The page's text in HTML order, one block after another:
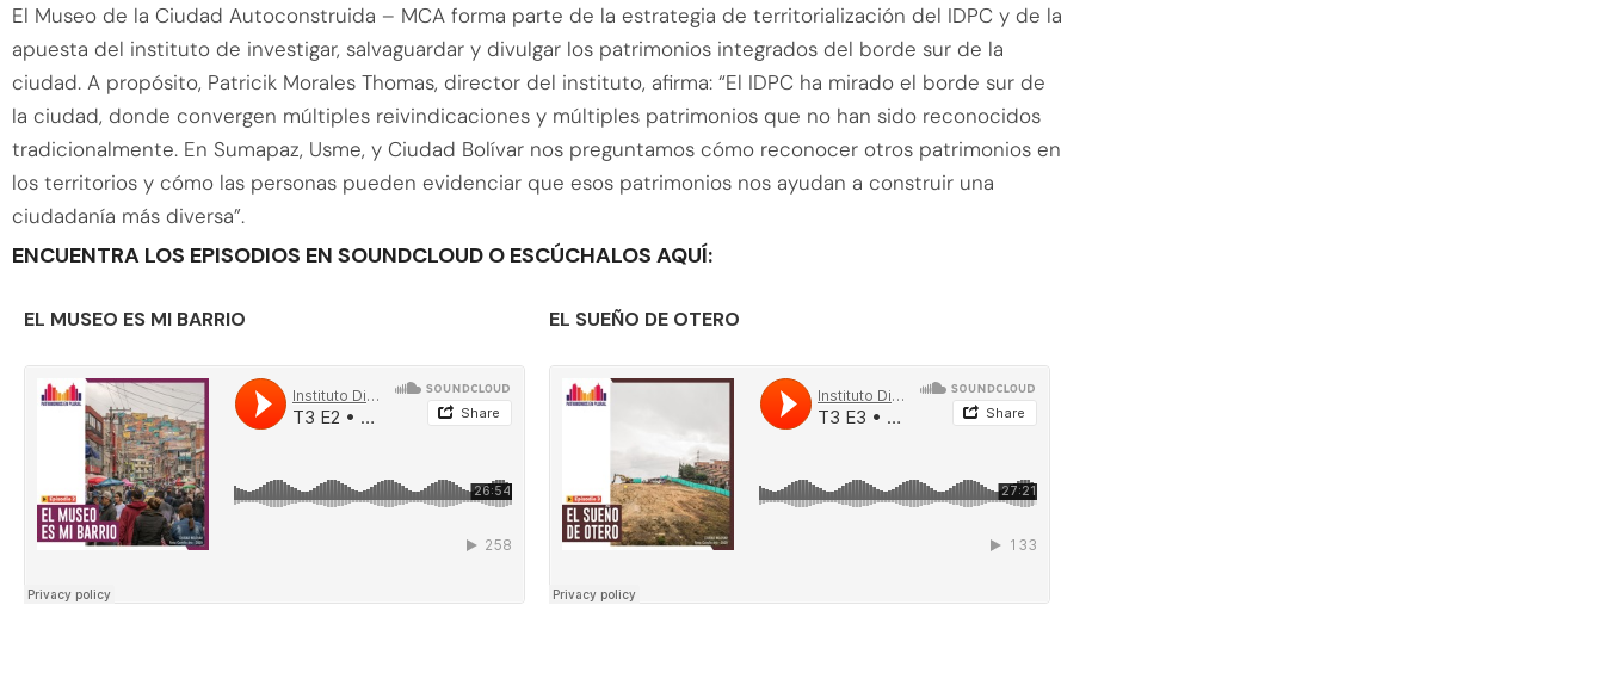
El Museo de la Ciudad Autoconstruida – MCA forma parte de la estrategia de territorialización del IDPC y de la
apuesta del instituto de investigar, salvaguardar y divulgar los patrimonios integrados del borde sur de la
ciudad. A propósito, Patricik Morales Thomas, director del instituto, afirma: “El IDPC ha mirado el borde sur de
la ciudad, donde convergen múltiples reivindicaciones y múltiples patrimonios que no han sido reconocidos
tradicionalmente. En Sumapaz, Usme, y Ciudad Bolívar nos preguntamos cómo reconocer otros patrimonios en
los territorios y cómo las personas pueden evidenciar que esos patrimonios nos ayudan a construir una
ciudadanía más diversa”.
ENCUENTRA LOS EPISODIOS EN SOUNDCLOUD O ESCÚCHALOS AQUÍ:
EL MUSEO ES MI BARRIO EL SUEÑO DE OTERO